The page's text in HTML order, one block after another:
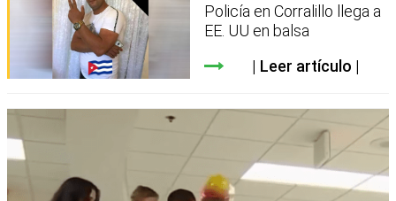
Policía en Corralillo llega a
EE. UU en balsa
Leer artículo